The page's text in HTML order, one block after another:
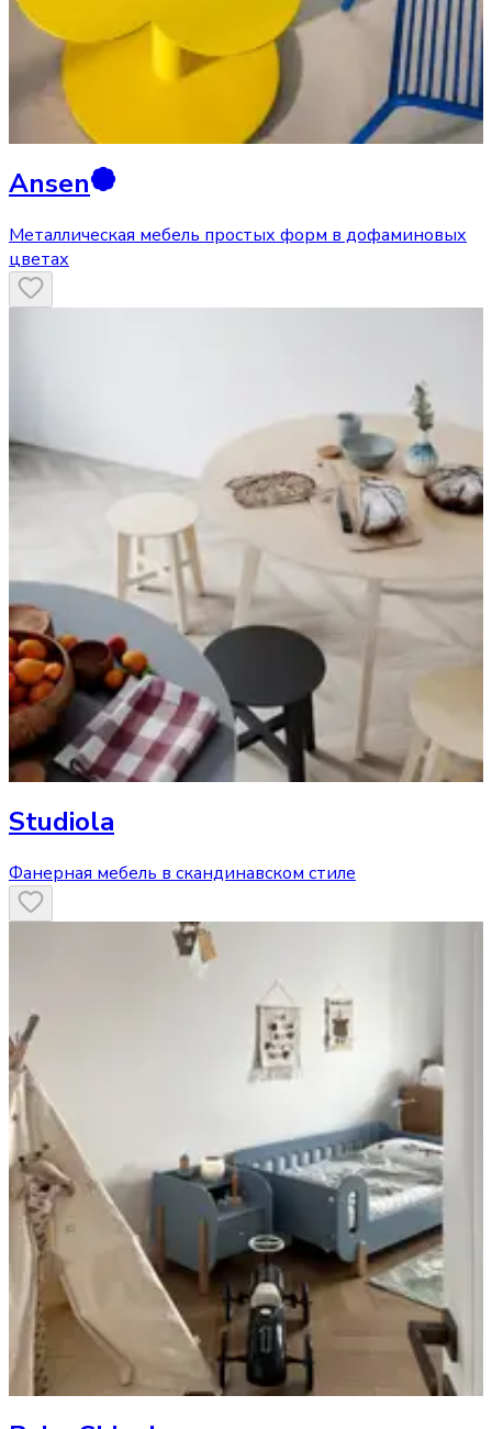
Ansen
Металлическая мебель простых форм в дофаминовых
цветах
Studiola
Фанерная мебель в скандинавском стиле